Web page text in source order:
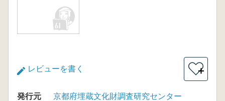
レビューを書く ＋
発行元
京都府埋蔵文化財調査研究センター